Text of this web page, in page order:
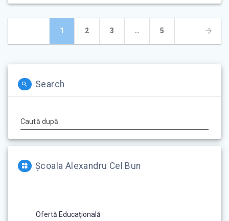
Navigare
în
articole
Pagină
1 Pagină
2 Pagină
3 … Pagină
5
Search
Caută după:
Școala Alexandru Cel Bun
Ofertă Educațională